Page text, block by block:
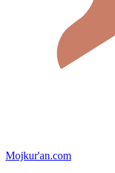
Mojkur'an.com